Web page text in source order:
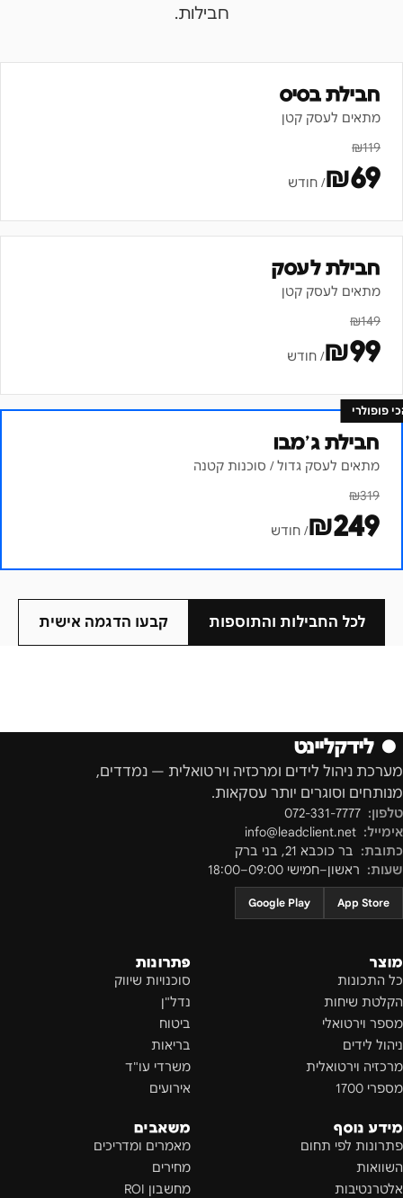
חבילות.
חבילת בסיס
מתאים לעסק קטן
₪119
₪69 / חודש
חבילת לעסק
מתאים לעסק קטן
₪149
₪99 / חודש
פופולרי
חבילת ג׳מבו
מתאים לעסק גדול / סוכנות קטנה
₪319
₪249 / חודש
לכל החבילות והתוספות קבעו הדגמה אישית
● לידקליינט
מערכת ניהול לידים ומרכזיה וירטואלית — נמדדים,
מנותחים וסוגרים יותר עסקאות.
טלפון: 072-331-7777
אימייל: info@leadclient.net
כתובת: בר כוכבא 21 , בני ברק
שעות: ראשון–חמישי 09:00–18:00
App Store
Google Play
מוצר
כל התכונות
הקלטת שיחות
מספר וירטואלי
ניהול לידים
מרכזיה וירטואלית
מספרי 1700
פתרונות
סוכנויות שיווק
נדל"ן
ביטוח
בריאות
משרדי עו"ד
אירועים
מידע נוסף
פתרונות לפי תחום
השוואות
אלטרנטיבות
משאבים
מאמרים ומדריכים
מחירים
מחשבון ROI